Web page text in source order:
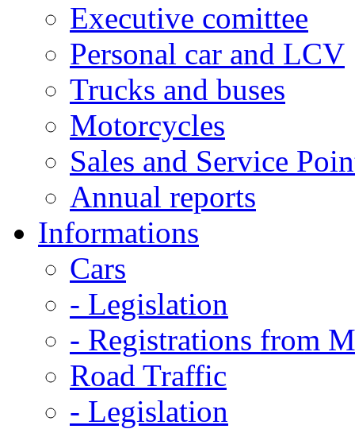
Executive comittee
Personal car and LCV
Trucks and buses
Motorcycles
Sales and Service
Annual reports
Informations
Cars
- Legislation
- Registrations from
Road Traffic
- Legislation